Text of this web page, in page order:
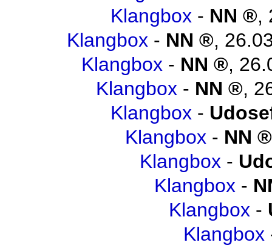
Klangbox - NN ,
Klangbox - NN ,
Klangbox - NN ,
Klangbox - NN ,
Klangbox -
Klangbox - NN
Klangbox -
Klangbox -
Klangbox -
Klangbox